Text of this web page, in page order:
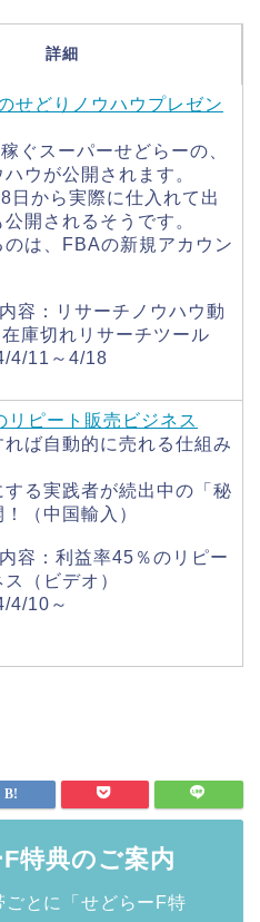
詳細
せどりノウハウプレゼン
ぐスーパーせどらーの、
ウが公開されます。
日から実際に仕入れて出
開されるそうです。
は、FBAの新規アカウン
容：リサーチノウハウ動
庫切れリサーチツール
4/11～4/18
リピート販売ビジネス
ば自動的に売れる仕組み
する実践者が続出中の「秘
（中国輸入）
容：利益率45％のリピー
（ビデオ）
4/10～
特典のご案内
とに「せどらーF特